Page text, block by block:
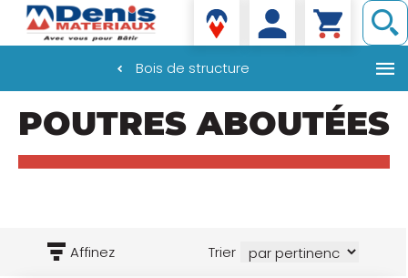
contenu
Denis matériaux
Bois de structure
POUTRES ABOUTÉES
Affinez Trier